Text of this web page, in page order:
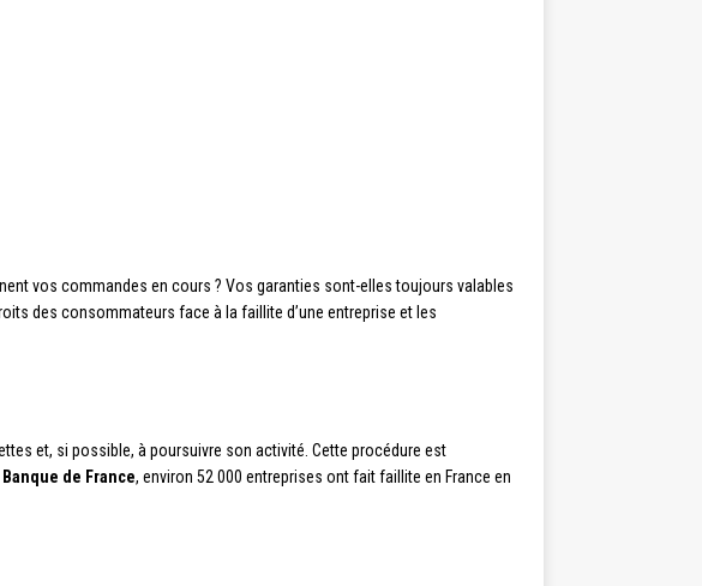
vos commandes en cours ? Vos garanties sont-elles toujours valables
des consommateurs face à la faillite d’une entreprise et les
et, si possible, à poursuivre son activité. Cette procédure est
Banque de France, environ 52 000 entreprises ont fait faillite en France en